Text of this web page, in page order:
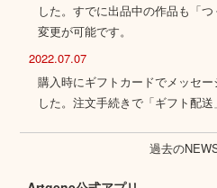
した。すでに出品中の作品も「
変更が可能です。
2022.07.07
購入時にギフトカードでメッセ
した。注文手続きで「ギフト配送
過去の